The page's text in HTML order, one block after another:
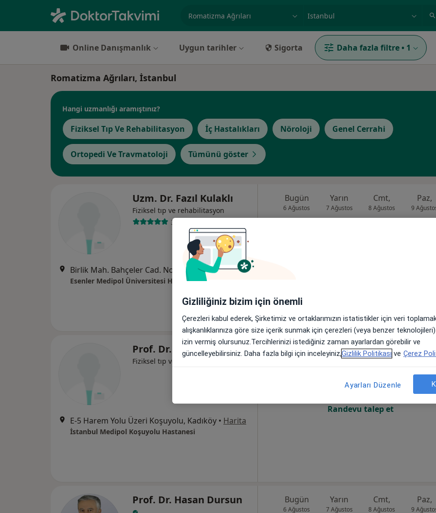
Online Danışmanlık Uygun tarihler Sigorta Daha fazla filtre • 1
Romatizma Ağrıları, İstanbul
Hangi uzmanlığı aramıştınız?
Fiziksel Tıp Ve Rehabilitasyon İç Hastalıkları Nöroloji Genel Cerrahi
Ortopedi Ve Travmatoloji Tümünü göster
Uzm. Dr. Fazıl Kulaklı
Fiziksel tıp ve rehabilitasyon
3 görüş
Birlik Mah. Bahçeler Cad. No: 5 (Esenler Kültür Merkezi Karşısı), Esenler•Harita
Esenler Medipol Üniversitesi Hastanesi
Bugün
6 Ağustos
Yarın
7 Ağustos
Cmt,
8 Ağustos
Paz,
9
Prof. Dr. İlhan Karabekir
Fiziksel tıp ve rehabilitasyon
E-5 Harem Yolu Üzeri Koşuyolu, Kadıköy • Harita
İstanbul Medipol Koşuyolu Hastanesi
Bugün
6 Ağustos
Yarın
7 Ağustos
Cmt,
8 Ağustos
Paz,
9
Online randevu erişime kapalı
Randevu talep et
Prof. Dr. Hasan Dursun Bugün
6 Ağustos
Yarın
7 Ağustos
Cmt,
8 Ağustos
Paz,
9
Gizliliğiniz bizim için önemli
Çerezleri kabul ederek, Şirketimiz ve ortaklarımızın istatistikler için veri
alışkanlıklarınıza göre size içerik sunmak için çerezleri (veya benzer
izin vermiş olursunuz.Tercihlerinizi istediğiniz zaman ayarlardan görebilir ve
güncelleyebilirsiniz. Daha fazla bilgi için inceleyiniz,Gizlilik Politikası ve Çerez
Ayarları Düzenle